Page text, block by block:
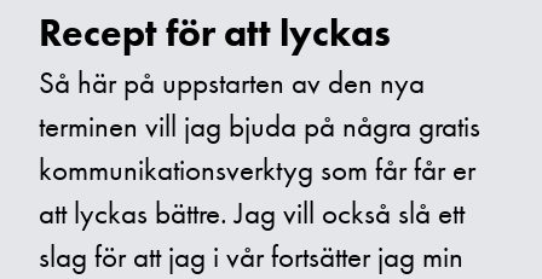
Recept för att lyckas
Så här på uppstarten av den nya
terminen vill jag bjuda på några gratis
kommunikationsverktyg som får får er
att lyckas bättre. Jag vill också slå ett
slag för att jag i vår fortsätter jag min